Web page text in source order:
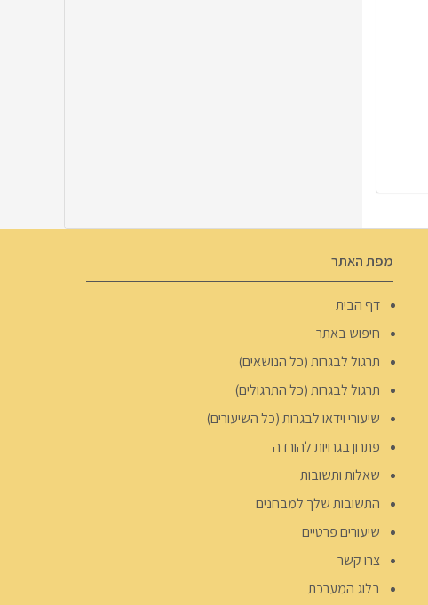
מפת האתר
דף הבית
חיפוש באתר
תרגול לבגרות (כל הנושאים)
תרגול לבגרות (כל התרגולים)
שיעורי וידאו לבגרות (כל השיעורים)
פתרון בגרויות להורדה
שאלות ותשובות
התשובות שלך למבחנים
שיעורים פרטיים
צרו קשר
בלוג המערכת